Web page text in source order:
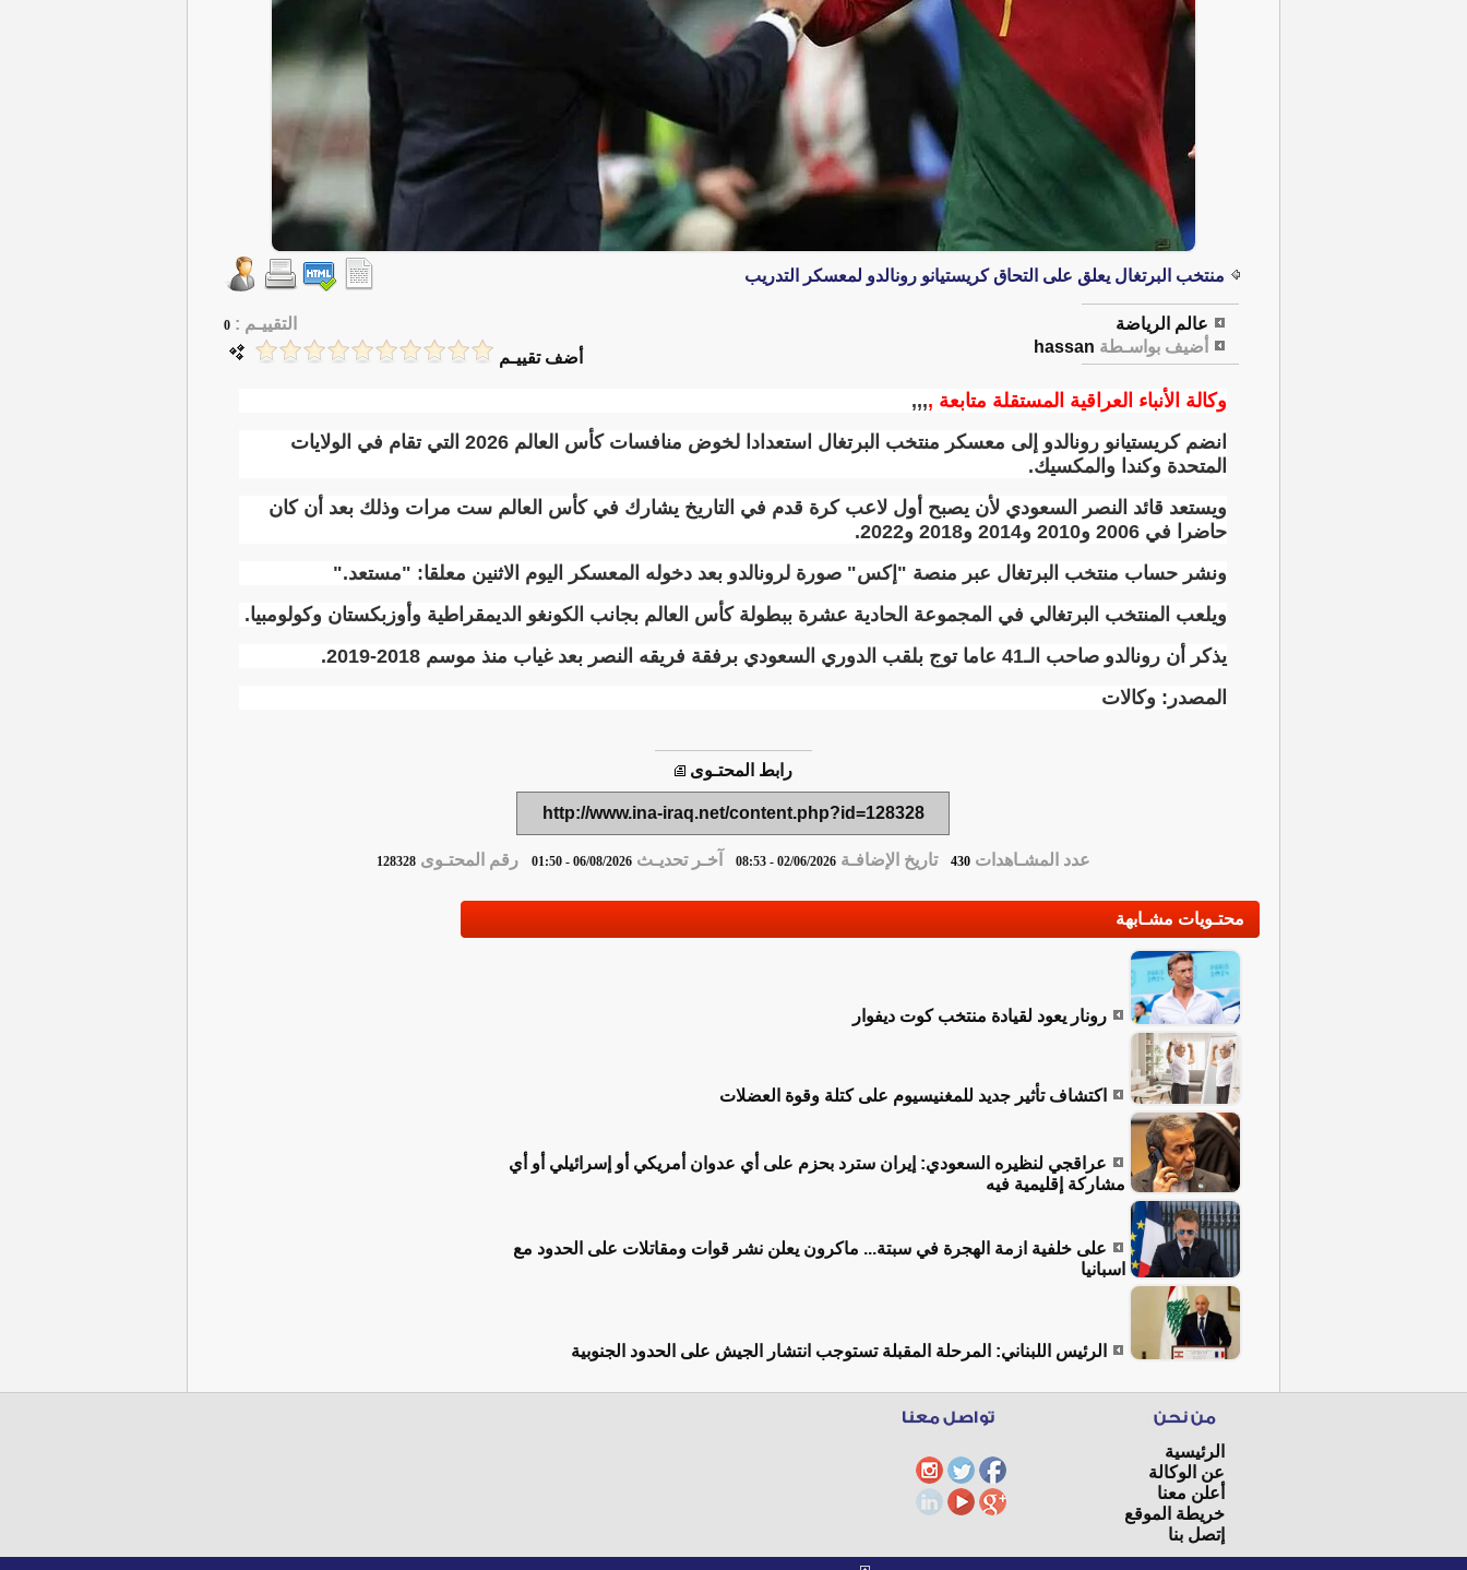
منتخب البرتغال يعلق على التحاق كريستيانو رونالدو لمعسكر التدريب
عالم الرياضة التقييـم : 0
أضيف بواسـطة hassan
أضف تقييـم
وكالة الأنباء العراقية المستقلة متابعة ,,,,
انضم كريستيانو رونالدو إلى معسكر منتخب البرتغال استعدادا لخوض منافسات كأس العالم 2026 التي تقام في الولايات
المتحدة وكندا والمكسيك.
ويستعد قائد النصر السعودي لأن يصبح أول لاعب كرة قدم في التاريخ يشارك في كأس العالم ست مرات وذلك بعد أن كان
حاضرا في 2006 و2010 و2014 و2018 و2022
.
ونشر حساب منتخب البرتغال عبر منصة "إكس" صورة لرونالدو بعد دخوله المعسكر اليوم الاثنين معلقا: "مستعد".
ويلعب المنتخب البرتغالي في المجموعة الحادية عشرة ببطولة كأس العالم بجانب الكونغو الديمقراطية وأوزبكستان وكولومبيا.
يذكر أن رونالدو صاحب الـ41 عاما توج بلقب الدوري السعودي برفقة فريقه النصر بعد غياب منذ موسم 2018-2019
.
المصدر: وكالات
رابط المحتـوى
http://www.ina-iraq.net/content.php?id=128328
عدد المشـاهدات430 تاريخ الإضافـة02/06/2026 - 08:53 آخـر تحديـث06/08/2026 - 01:50 رقم المحتـوى128328
محتـويات مشـابهة
رونار يعود لقيادة منتخب كوت ديفوار
اكتشاف تأثير جديد للمغنيسيوم على كتلة وقوة العضلات
عراقجي لنظيره السعودي: إيران سترد بحزم على أي عدوان أمريكي أو إسرائيلي أو أي
مشاركة إقليمية فيه
على خلفية ازمة الهجرة في سبتة... ماكرون يعلن نشر قوات ومقاتلات على الحدود مع
اسبانيا
الرئيس اللبناني: المرحلة المقبلة تستوجب انتشار الجيش على الحدود الجنوبية
الرئيسية
عن الوكالة
أعلن معنا
خريطة الموقع
إتصل بنا